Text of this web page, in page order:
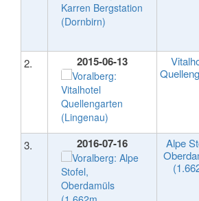
2. 2015-06-13
3. 2016-07-16
Alpe